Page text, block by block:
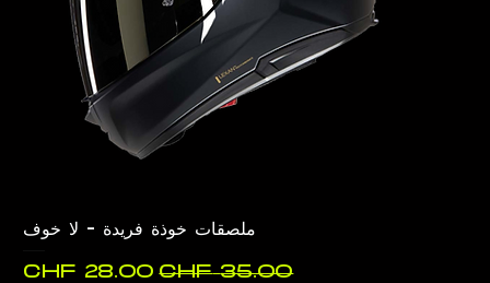
ملصقات خوذة فريدة - لا خوف
سعر عادي‏35.00 CHF سعر البيع